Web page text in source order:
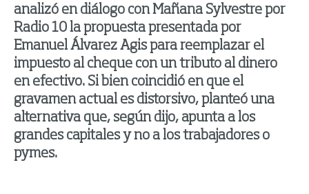
analizó en diálogo con Mañana Sylvestre por
Radio 10 la propuesta presentada por
Emanuel Álvarez Agis para reemplazar el
impuesto al cheque con un tributo al dinero
en efectivo. Si bien coincidió en que el
gravamen actual es distorsivo, planteó una
alternativa que, según dijo, apunta a los
grandes capitales y no a los trabajadores o
pymes.